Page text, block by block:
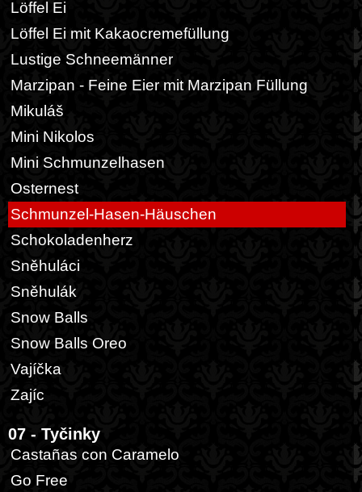
Löffel Ei
Löffel Ei mit Kakaocremefüllung
Lustige Schneemänner
Marzipan - Feine Eier mit Marzipan Füllung
Mikuláš
Mini Nikolos
Mini Schmunzelhasen
Osternest
Schmunzel-Hasen-Häuschen
Schokoladenherz
Sněhuláci
Sněhulák
Snow Balls
Snow Balls Oreo
Vajíčka
Zajíc
07 - Tyčinky
Castañas con Caramelo
Go Free